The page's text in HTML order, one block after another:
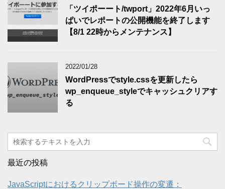
「ツイポーート/twport」2022年6月いっ
ぱいでレポートの公開機能を終了します
【8/1 22時からメンテナンス】
2022/01/28
WordPressでstyle.cssを更新したら
wp_enqueue_styleでキャッシュクリアす
る
最近の投稿
JavaScriptにおけるクリップボード操作の変遷：